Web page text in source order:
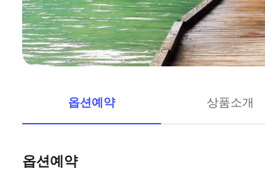
옵션예약 상품소개
옵션예약